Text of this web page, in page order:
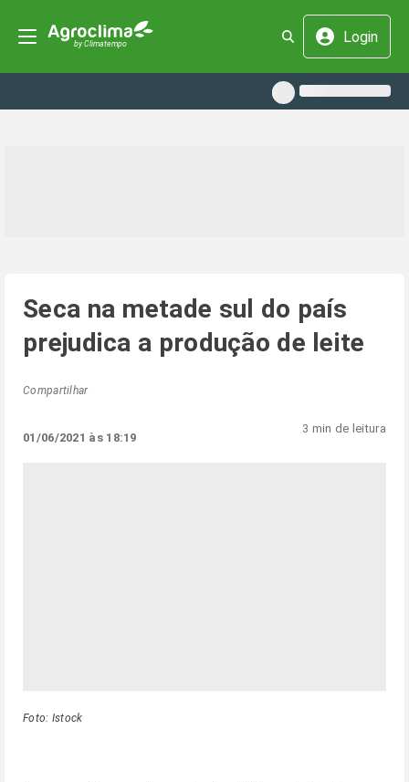
Login
Seca na metade sul do país
prejudica a produção de leite
Compartilhar
01/06/2021 às 18:19
3 min de leitura
Foto: Istock